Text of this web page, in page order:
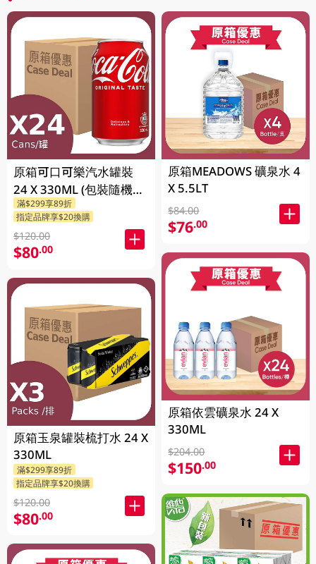
原箱可口可樂汽水罐裝
24 X 330ML (包裝隨機發
送)
滿$299享89折
指定品牌享$20換購
$120.00
$80.00
原箱玉泉罐裝梳打水 24 X
330ML
滿$299享89折
指定品牌享$20換購
$120.00
$80.00
原箱MEADOWS 礦泉水 4
X 5.5LT
$84.00
$76.00
原箱依雲礦泉水 24 X
330ML
$204.00
$150.00